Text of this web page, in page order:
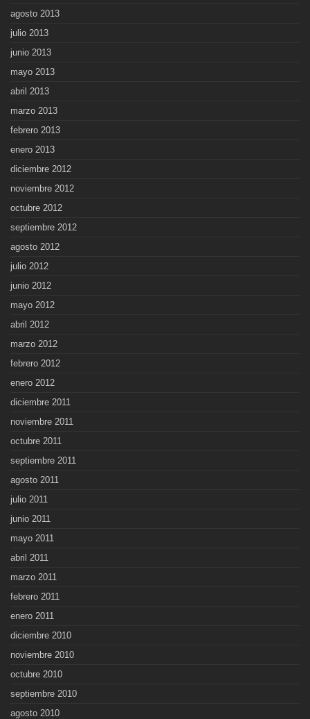
agosto 2013
julio 2013
junio 2013
mayo 2013
abril 2013
marzo 2013
febrero 2013
enero 2013
diciembre 2012
noviembre 2012
octubre 2012
septiembre 2012
agosto 2012
julio 2012
junio 2012
mayo 2012
abril 2012
marzo 2012
febrero 2012
enero 2012
diciembre 2011
noviembre 2011
octubre 2011
septiembre 2011
agosto 2011
julio 2011
junio 2011
mayo 2011
abril 2011
marzo 2011
febrero 2011
enero 2011
diciembre 2010
noviembre 2010
octubre 2010
septiembre 2010
agosto 2010